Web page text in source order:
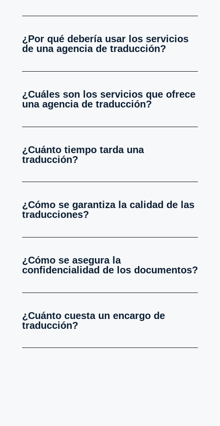
¿Por qué debería usar los servicios
de una agencia de traducción?
¿Cuáles son los servicios que ofrece
una agencia de traducción?
¿Cuánto tiempo tarda una
traducción?
¿Cómo se garantiza la calidad de las
traducciones?
¿Cómo se asegura la
confidencialidad de los documentos?
¿Cuánto cuesta un encargo de
traducción?